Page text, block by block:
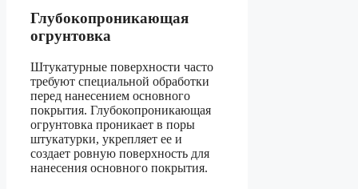
Глубокопроникающая
огрунтовка
Штукатурные поверхности часто
требуют специальной обработки
перед нанесением основного
покрытия. Глубокопроникающая
огрунтовка проникает в поры
штукатурки, укрепляет ее и
создает ровную поверхность для
нанесения основного покрытия.